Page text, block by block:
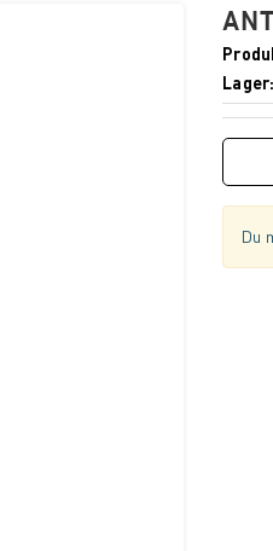
Lager
Du